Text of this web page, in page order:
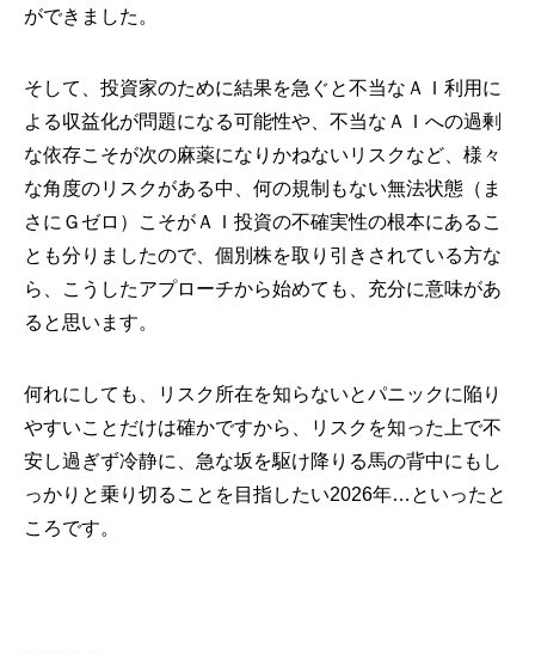
ができました。
そして、投資家のために結果を急ぐと不当なＡＩ利用に
よる収益化が問題になる可能性や、不当なＡＩへの過剰
な依存こそが次の麻薬になりかねないリスクなど、様々
な角度のリスクがある中、何の規制もない無法状態（ま
さにＧゼロ）こそがＡＩ投資の不確実性の根本にあるこ
とも分りましたので、個別株を取り引きされている方な
ら、こうしたアプローチから始めても、充分に意味があ
ると思います。
何れにしても、リスク所在を知らないとパニックに陥り
やすいことだけは確かですから、リスクを知った上で不
安し過ぎず冷静に、急な坂を駆け降りる馬の背中にもし
っかりと乗り切ることを目指したい2026年…といったと
ころです。